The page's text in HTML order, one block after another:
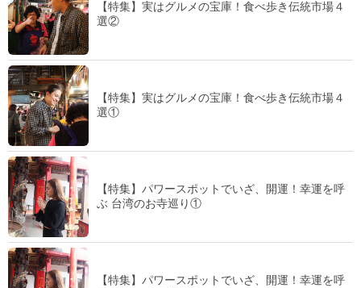
【特集】実はグルメの宝庫！食べ歩き伝統市場４
選②
【特集】実はグルメの宝庫！食べ歩き伝統市場４
選①
【特集】パワースポットでいざ、開運！幸運を呼
ぶ 台湾のお寺巡り①
【特集】パワースポットでいざ、開運！幸運を呼